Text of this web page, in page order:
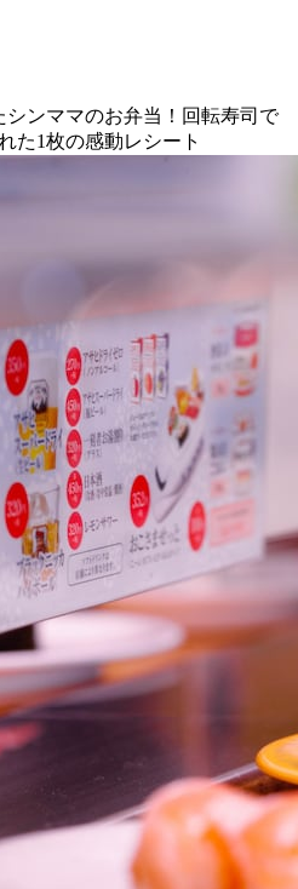
ンママのお弁当！回転寿司で
た1枚の感動レシート